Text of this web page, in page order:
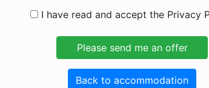
I have read and accept the Privacy
Back to accommodation